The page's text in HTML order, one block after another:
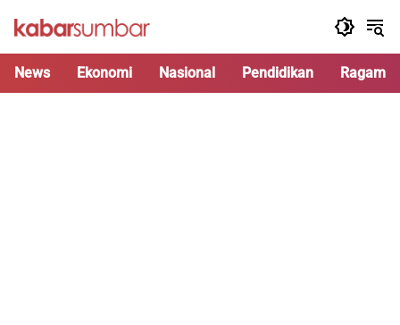
News Ekonomi Nasional Pendidikan Ragam